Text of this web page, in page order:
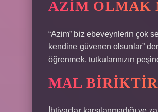
AZIM OLMAK
“Azim” biz ebeveynlerin çok
kendine güvenen olsunlar”
öğrenmek, tutkularınızın
MAL